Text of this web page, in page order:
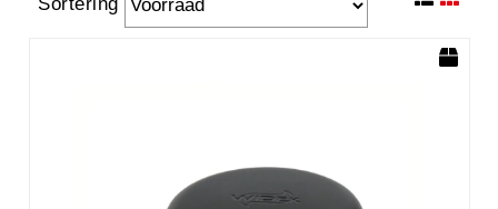
Sortering